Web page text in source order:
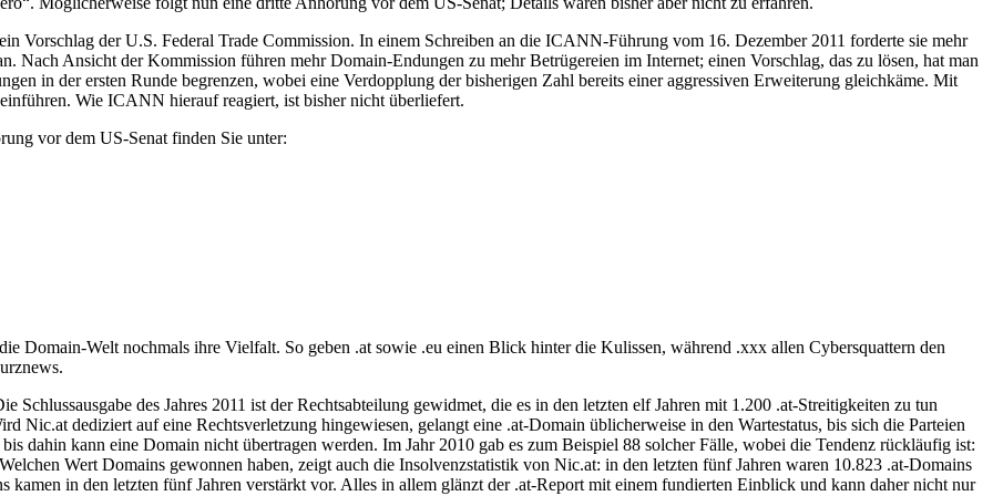
Vorschlag der U.S. Federal Trade Commission. In einem Schreiben an die ICANN-Führung vom 16. Dezember 2011 forderte sie mehr
Nach Ansicht der Kommission führen mehr Domain-Endungen zu mehr Betrügereien im Internet; einen Vorschlag, das zu lösen, hat man
in der ersten Runde begrenzen, wobei eine Verdopplung der bisherigen Zahl bereits einer aggressiven Erweiterung gleichkäme. Mit
Wie ICANN hierauf reagiert, ist bisher nicht überliefert.
vor dem US-Senat finden Sie unter:
Domain-Welt nochmals ihre Vielfalt. So geben .at sowie .eu einen Blick hinter die Kulissen, während .xxx allen Cybersquattern den
Schlussausgabe des Jahres 2011 ist der Rechtsabteilung gewidmet, die es in den letzten elf Jahren mit 1.200 .at-Streitigkeiten zu tun
Nic.at dediziert auf eine Rechtsverletzung hingewiesen, gelangt eine .at-Domain üblicherweise in den Wartestatus, bis sich die Parteien
dahin kann eine Domain nicht übertragen werden. Im Jahr 2010 gab es zum Beispiel 88 solcher Fälle, wobei die Tendenz rückläufig ist:
Wert Domains gewonnen haben, zeigt auch die Insolvenzstatistik von Nic.at: in den letzten fünf Jahren waren 10.823 .at-Domains
in den letzten fünf Jahren verstärkt vor. Alles in allem glänzt der .at-Report mit einem fundierten Einblick und kann daher nicht nur